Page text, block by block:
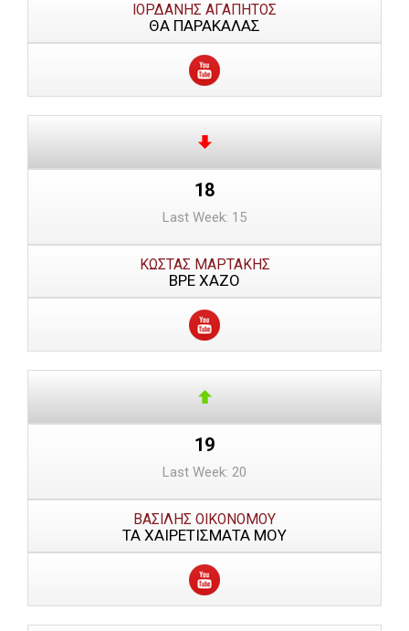
ΙΟΡΔΑΝΗΣ ΑΓΑΠΗΤΟΣ
ΘΑ ΠΑΡΑΚΑΛΑΣ
18
Last Week: 15
ΚΩΣΤΑΣ ΜΑΡΤΑΚΗΣ
ΒΡΕ ΧΑΖΟ
19
Last Week: 20
ΒΑΣΙΛΗΣ ΟΙΚΟΝΟΜΟΥ
ΤΑ ΧΑΙΡΕΤΙΣΜΑΤΑ ΜΟΥ